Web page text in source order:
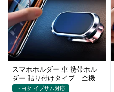
スマホホルダー 車 携帯ホル
ダー 貼り付けタイプ 全機種
電波干渉なし 自由回転 合金
トヨタ イプサム対応